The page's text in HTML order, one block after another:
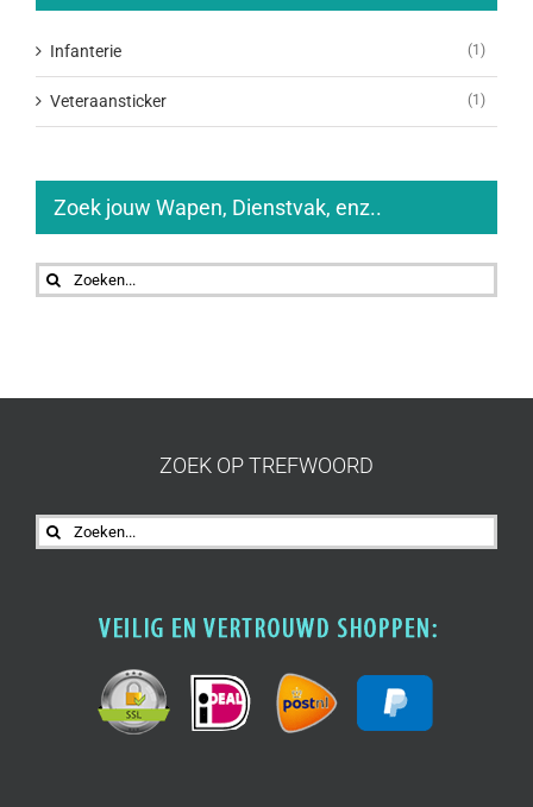
Infanterie (1)
Veteraansticker (1)
Zoek jouw Wapen, Dienstvak, enz..
Zoeken
naar:
ZOEK OP TREFWOORD
Zoeken
naar: